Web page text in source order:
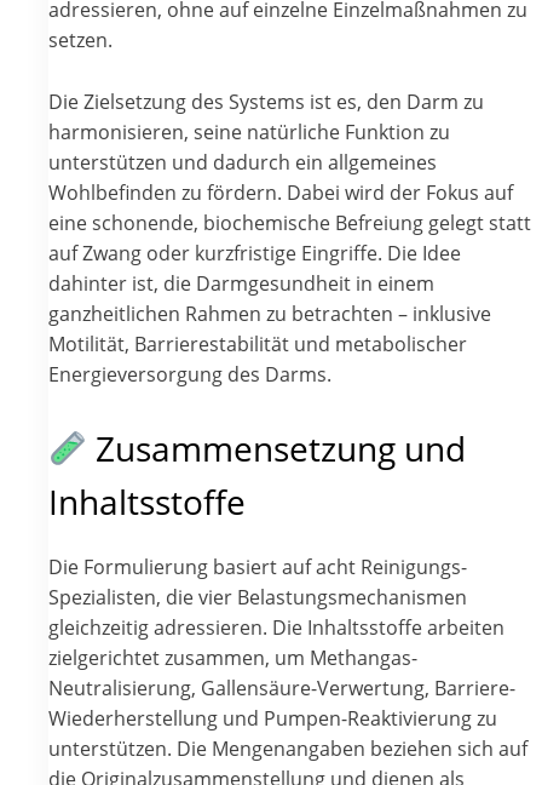
adressieren, ohne auf einzelne Einzelmaßnahmen zu
setzen.
Die Zielsetzung des Systems ist es, den Darm zu
harmonisieren, seine natürliche Funktion zu
unterstützen und dadurch ein allgemeines
Wohlbefinden zu fördern. Dabei wird der Fokus auf
eine schonende, biochemische Befreiung gelegt statt
auf Zwang oder kurzfristige Eingriffe. Die Idee
dahinter ist, die Darmgesundheit in einem
ganzheitlichen Rahmen zu betrachten – inklusive
Motilität, Barrierestabilität und metabolischer
Energieversorgung des Darms.
Zusammensetzung und
Inhaltsstoffe
Die Formulierung basiert auf acht Reinigungs-
Spezialisten, die vier Belastungsmechanismen
gleichzeitig adressieren. Die Inhaltsstoffe arbeiten
zielgerichtet zusammen, um Methangas-
Neutralisierung, Gallensäure-Verwertung, Barriere-
Wiederherstellung und Pumpen-Reaktivierung zu
unterstützen. Die Mengenangaben beziehen sich auf
die Originalzusammenstellung und dienen als